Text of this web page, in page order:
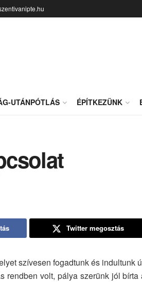
UTÁNPÓTLÁS ÉPÍTKEZÜNK
Twitter megosztás
szívesen fogadtunk és indultunk
rendben volt, pálya szerünk jól bírta